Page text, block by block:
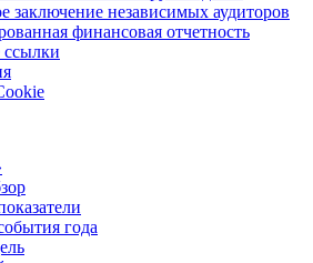
заключение независимых аудиторов
финансовая отчетность
года